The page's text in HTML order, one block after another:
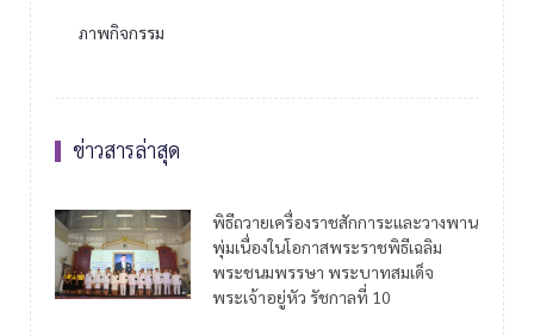
ภาพกิจกรรม
ข่าวสารล่าสุด
พิธีถวายเครื่องราชสักการะและวางพาน
พุ่มเนื่องในโอกาสพระราชพิธีเฉลิม
พระชนมพรรษา พระบาทสมเด็จ
พระเจ้าอยู่หัว รัชกาลที่ 10